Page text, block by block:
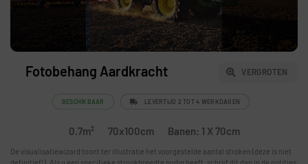
Fotobehang Aardkracht VERGROTEN
BESCHIKBAAR LEVERTIJD 2 TOT 4 WERKDAGEN
0.7m² 70x100cm Banen: 1 X 70cm
De visualisatiewizard toont ter illustratie het voorgestelde aantal stroken (deze is niet